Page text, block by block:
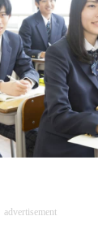
advertisement